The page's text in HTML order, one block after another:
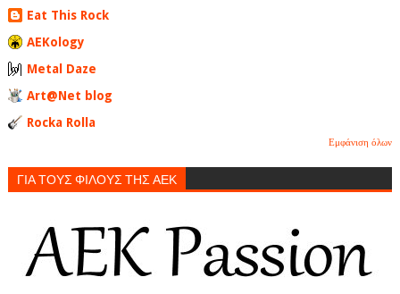
Eat This Rock
AEKology
Metal Daze
Art@Net blog
Rocka Rolla
Εμφάνιση όλων
ΓΙΑ ΤΟΥΣ ΦΙΛΟΥΣ ΤΗΣ ΑΕΚ